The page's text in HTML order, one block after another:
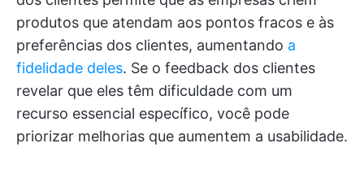
produtos que atendam aos pontos fracos e às
preferências dos clientes, aumentando a
fidelidade deles. Se o feedback dos clientes
revelar que eles têm dificuldade com um
recurso essencial específico, você pode
priorizar melhorias que aumentem a usabilidade.